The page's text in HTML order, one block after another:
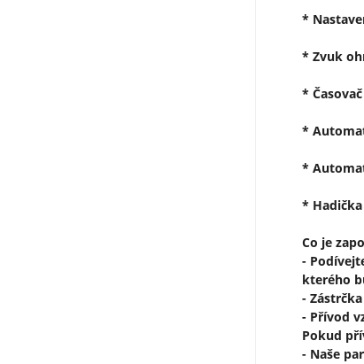
*
* Zvuk
*
*
*
*
Co je
-
kterého
-
- Přívod
Pokud
- Naše